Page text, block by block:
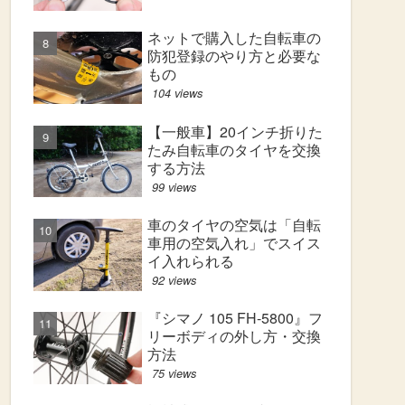
ネットで購入した自転車の
防犯登録のやり方と必要な
もの
104 views
【一般車】20インチ折りた
たみ自転車のタイヤを交換
する方法
99 views
車のタイヤの空気は「自転
車用の空気入れ」でスイス
イ入れられる
92 views
『シマノ 105 FH-5800』フ
リーボディの外し方・交換
方法
75 views